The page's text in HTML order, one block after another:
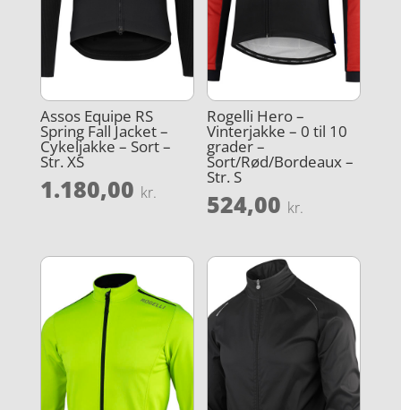
Assos Equipe RS
Spring Fall Jacket –
Cykeljakke – Sort –
Str. XS
1.180,00 kr.
Rogelli Hero –
Vinterjakke – 0 til 10
grader –
Sort/Rød/Bordeaux –
Str. S
524,00 kr.